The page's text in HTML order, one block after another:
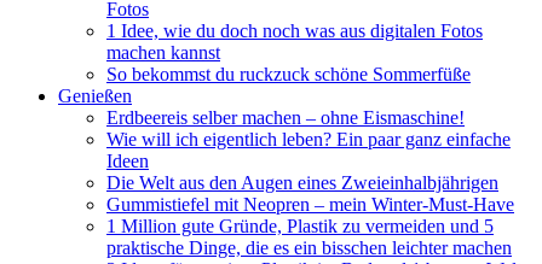
Fotos
1 Idee, wie du doch noch was aus digitalen Fotos
machen kannst
So bekommst du ruckzuck schöne Sommerfüße
Genießen
Erdbeereis selber machen – ohne Eismaschine!
Wie will ich eigentlich leben? Ein paar ganz einfache
Ideen
Die Welt aus den Augen eines Zweieinhalbjährigen
Gummistiefel mit Neopren – mein Winter-Must-Have
1 Million gute Gründe, Plastik zu vermeiden und 5
praktische Dinge, die es ein bisschen leichter machen